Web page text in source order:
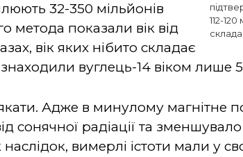
112-
32-350 мільйонів
метода показали вік від
вік яких нібито складає
вуглець-14 віком лише
Адже в минулому магнітне
сонячної радіації та зменшувало
вимерлі істоти мали у